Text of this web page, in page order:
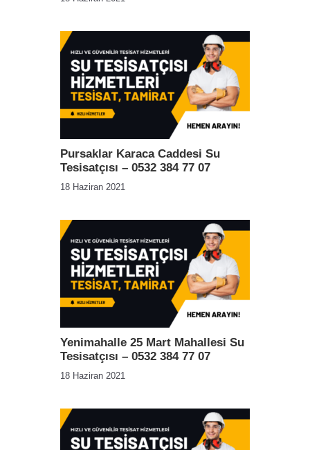
Pursaklar Karaca Caddesi Su
Tesisatçısı – 0532 384 77 07
18 Haziran 2021
Yenimahalle 25 Mart Mahallesi Su
Tesisatçısı – 0532 384 77 07
18 Haziran 2021